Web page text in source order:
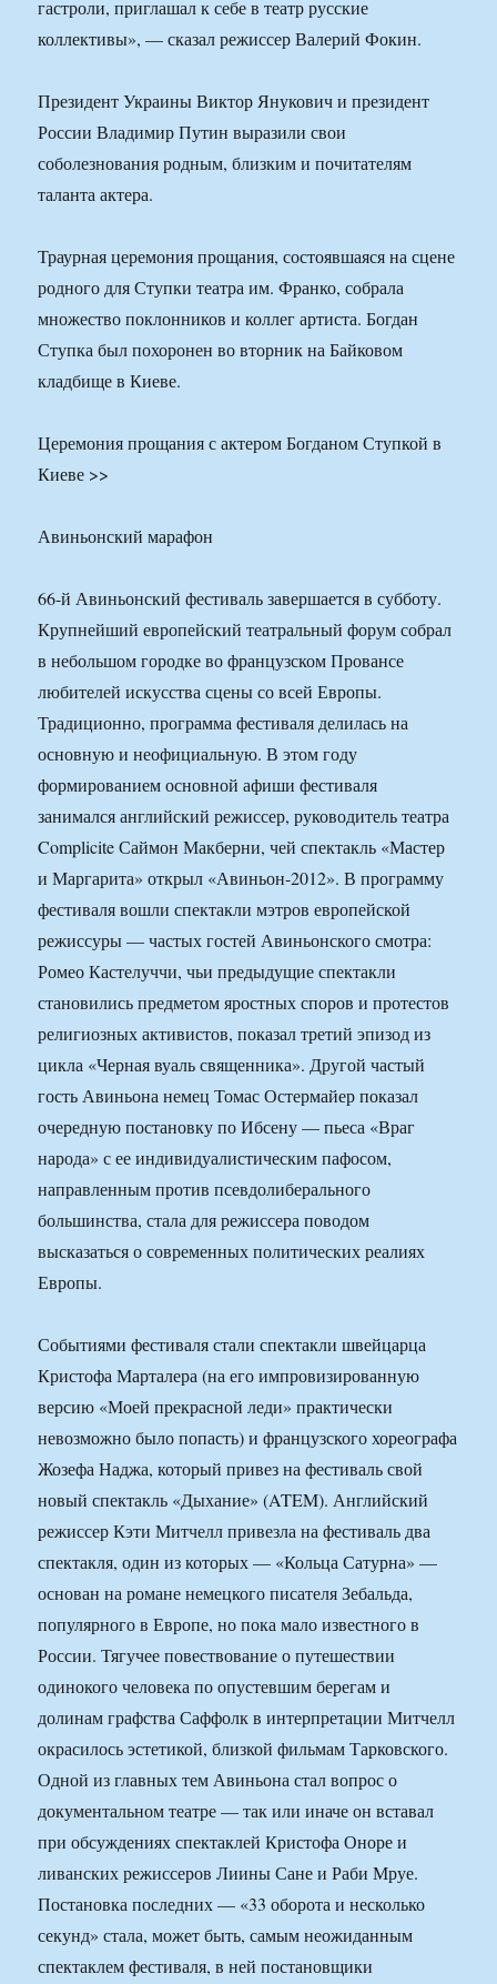
гастроли, приглашал к себе в театр русские
коллективы», — сказал режиссер Валерий Фокин.
Президент Украины Виктор Янукович и президент
России Владимир Путин выразили свои
соболезнования родным, близким и почитателям
таланта актера.
Траурная церемония прощания, состоявшаяся на сцене
родного для Ступки театра им. Франко, собрала
множество поклонников и коллег артиста. Богдан
Ступка был похоронен во вторник на Байковом
кладбище в Киеве.
Церемония прощания с актером Богданом Ступкой в
Киеве >>
Авиньонский марафон
66-й Авиньонский фестиваль завершается в субботу.
Крупнейший европейский театральный форум собрал
в небольшом городке во французском Провансе
любителей искусства сцены со всей Европы.
Традиционно, программа фестиваля делилась на
основную и неофициальную. В этом году
формированием основной афиши фестиваля
занимался английский режиссер, руководитель театра
Complicite Саймон Макберни, чей спектакль «Мастер
и Маргарита» открыл «Авиньон-2012». В программу
фестиваля вошли спектакли мэтров европейской
режиссуры — частых гостей Авиньонского смотра:
Ромео Кастелуччи, чьи предыдущие спектакли
становились предметом яростных споров и протестов
религиозных активистов, показал третий эпизод из
цикла «Черная вуаль священника». Другой частый
гость Авиньона немец Томас Остермайер показал
очередную постановку по Ибсену — пьеса «Враг
народа» с ее индивидуалистическим пафосом,
направленным против псевдолиберального
большинства, стала для режиссера поводом
высказаться о современных политических реалиях
Европы.
Событиями фестиваля стали спектакли швейцарца
Кристофа Марталера (на его импровизированную
версию «Моей прекрасной леди» практически
невозможно было попасть) и французского хореографа
Жозефа Наджа, который привез на фестиваль свой
новый спектакль «Дыхание» (ATEM). Английский
режиссер Кэти Митчелл привезла на фестиваль два
спектакля, один из которых — «Кольца Сатурна» —
основан на романе немецкого писателя Зебальда,
популярного в Европе, но пока мало известного в
России. Тягучее повествование о путешествии
одинокого человека по опустевшим берегам и
долинам графства Саффолк в интерпретации Митчелл
окрасилось эстетикой, близкой фильмам Тарковского.
Одной из главных тем Авиньона стал вопрос о
документальном театре — так или иначе он вставал
при обсуждениях спектаклей Кристофа Оноре и
ливанских режиссеров Лиины Сане и Раби Мруе.
Постановка последних — «33 оборота и несколько
секунд» стала, может быть, самым неожиданным
спектаклем фестиваля, в ней постановщики